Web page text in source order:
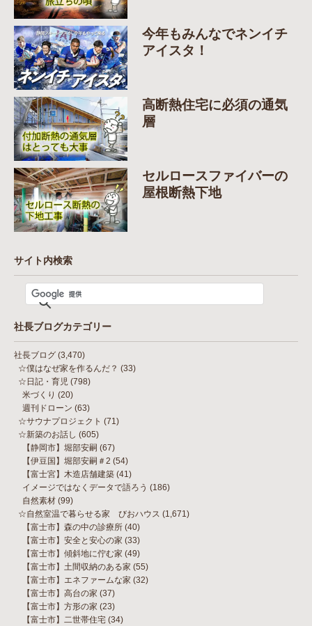
今年もみんなでネンイチ
アイスタ！
高断熱住宅に必須の通気
層
セルロースファイバーの
屋根断熱下地
サイト内検索
社長ブログカテゴリー
社長ブログ (3,470)
☆僕はなぜ家を作るんだ？ (33)
☆日記・育児 (798)
米づくり (20)
週刊ドローン (63)
☆サウナプロジェクト (71)
☆新築のお話し (605)
【静岡市】堀部安嗣 (67)
【伊豆国】堀部安嗣＃2 (54)
【富士宮】木造店舗建築 (41)
イメージではなくデータで語ろう (186)
自然素材 (99)
☆自然室温で暮らせる家 びおハウス (1,671)
【富士市】森の中の診療所 (40)
【富士市】安全と安心の家 (33)
【富士市】傾斜地に佇む家 (49)
【富士市】土間収納のある家 (55)
【富士市】エネファームな家 (32)
【富士市】高台の家 (37)
【富士市】方形の家 (23)
【富士市】二世帯住宅 (34)